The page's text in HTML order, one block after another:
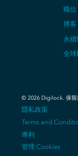
職位
博客
永續
全球
© 2026Digilock. 保留
隱私政策
Terms and
專利
管理 Cookies